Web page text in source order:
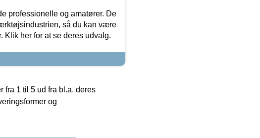
professionelle og amatører. De
så du kan være
Klik her for at se deres udvalg.
fra 1 til 5 ud fra bl.a. deres
og